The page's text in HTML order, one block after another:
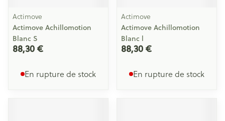
Actimove
Actimove Achillomotion
Blanc S
88,30 €
En rupture de stock
Actimove
Actimove Achillomotion
Blanc l
88,30 €
En rupture de stock